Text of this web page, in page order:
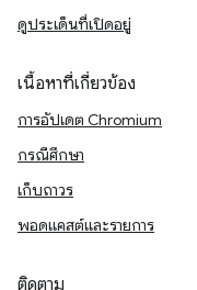
ดูประเด็นที่เปิดอยู่
เนื้อหาที่เกี่ยวข้อง
การอัปเดต Chromium
กรณีศึกษา
เก็บถาวร
พอดแคสต์และรายการ
ติดตาม